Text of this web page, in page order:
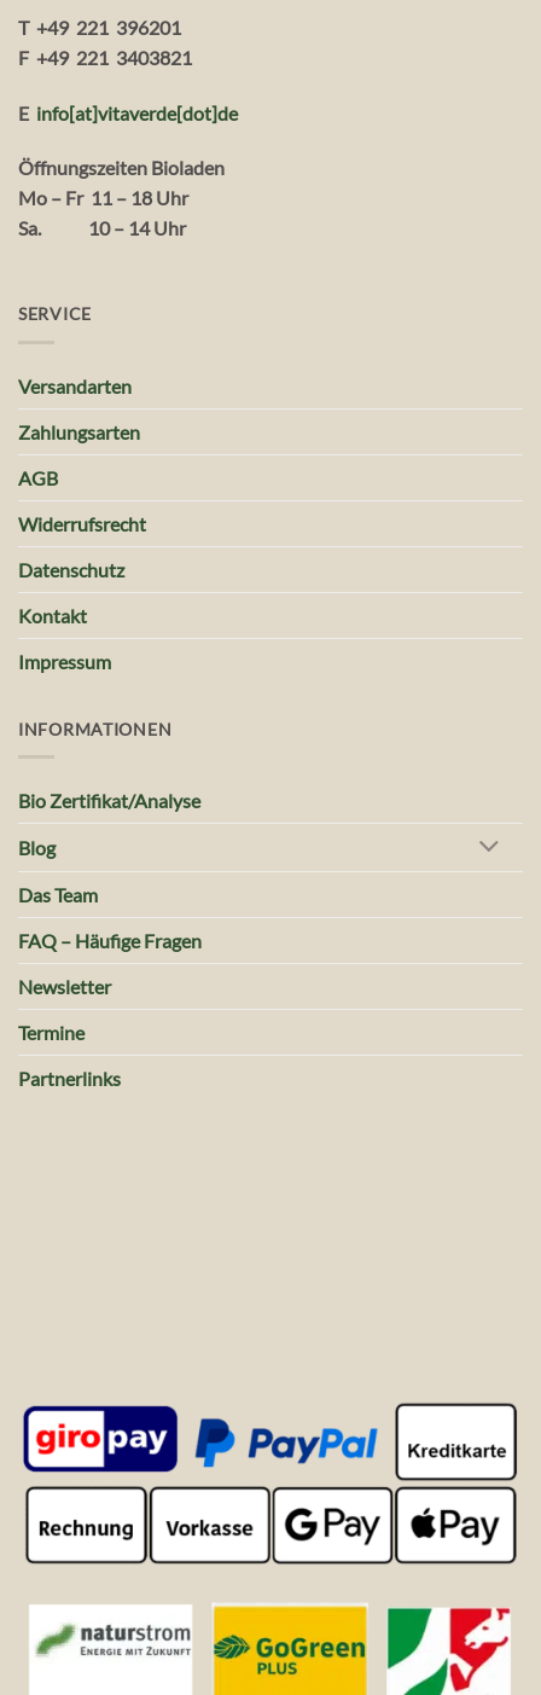
T +49 221 396201
F +49 221 3403821
E info[at]vitaverde[dot]de
Öffnungszeiten Bioladen
Mo – Fr 11 – 18 Uhr
Sa. 10 – 14 Uhr
SERVICE
Versandarten
Zahlungsarten
AGB
Widerrufsrecht
Datenschutz
Kontakt
Impressum
INFORMATIONEN
Bio Zertifikat/Analyse
Blog
Das Team
FAQ – Häufige Fragen
Newsletter
Termine
Partnerlinks